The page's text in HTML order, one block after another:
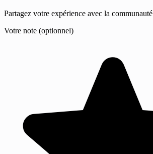
Partagez votre expérience avec la communauté
Votre note (optionnel)